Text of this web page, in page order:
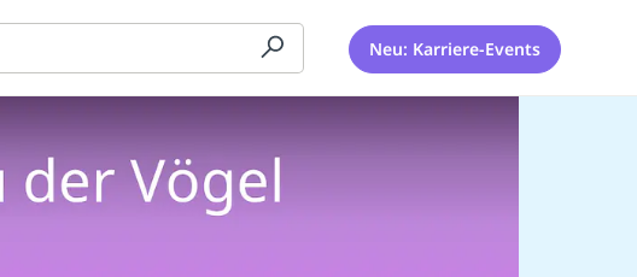
Neu: Karriere-Events